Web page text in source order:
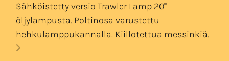
Sähköistetty versio Trawler Lamp 20'''
öljylampusta. Poltinosa varustettu
hehkulamppukannalla. Kiillotettua messinkiä.